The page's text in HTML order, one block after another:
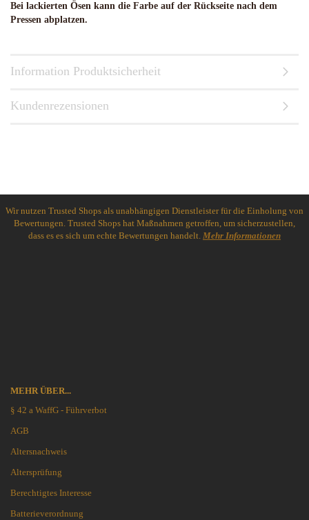
Bei lackierten Ösen kann die Farbe auf der Rückseite nach dem
Pressen abplatzen.
Information Produktsicherheit
Kundenrezensionen
Wir nutzen Trusted Shops als unabhängigen Dienstleister für die Einholung von
Bewertungen. Trusted Shops hat Maßnahmen getroffen, um sicherzustellen,
dass es es sich um echte Bewertungen handelt. Mehr Informationen
MEHR ÜBER...
§ 42 a WaffG - Führverbot
AGB
Altersnachweis
Altersprüfung
Berechtigtes Interesse
Batterieverordnung